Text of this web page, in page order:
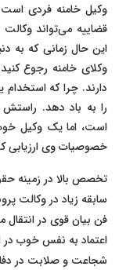
وکیل خامنه فردی است
قضاییه می‌تواند
این حال زمانی که به
وکلای خامنه رجوع
دارند. چرا که
را به باد دهد.
است، اما یک وکیل
خصوصیات وی ارزیابی
تخصص بالا در زمینه
سابقه زیاد در وکالت
فن بیان قوی در انتقال
اعتماد به نفس خوب در
شجاعت و صلابت در